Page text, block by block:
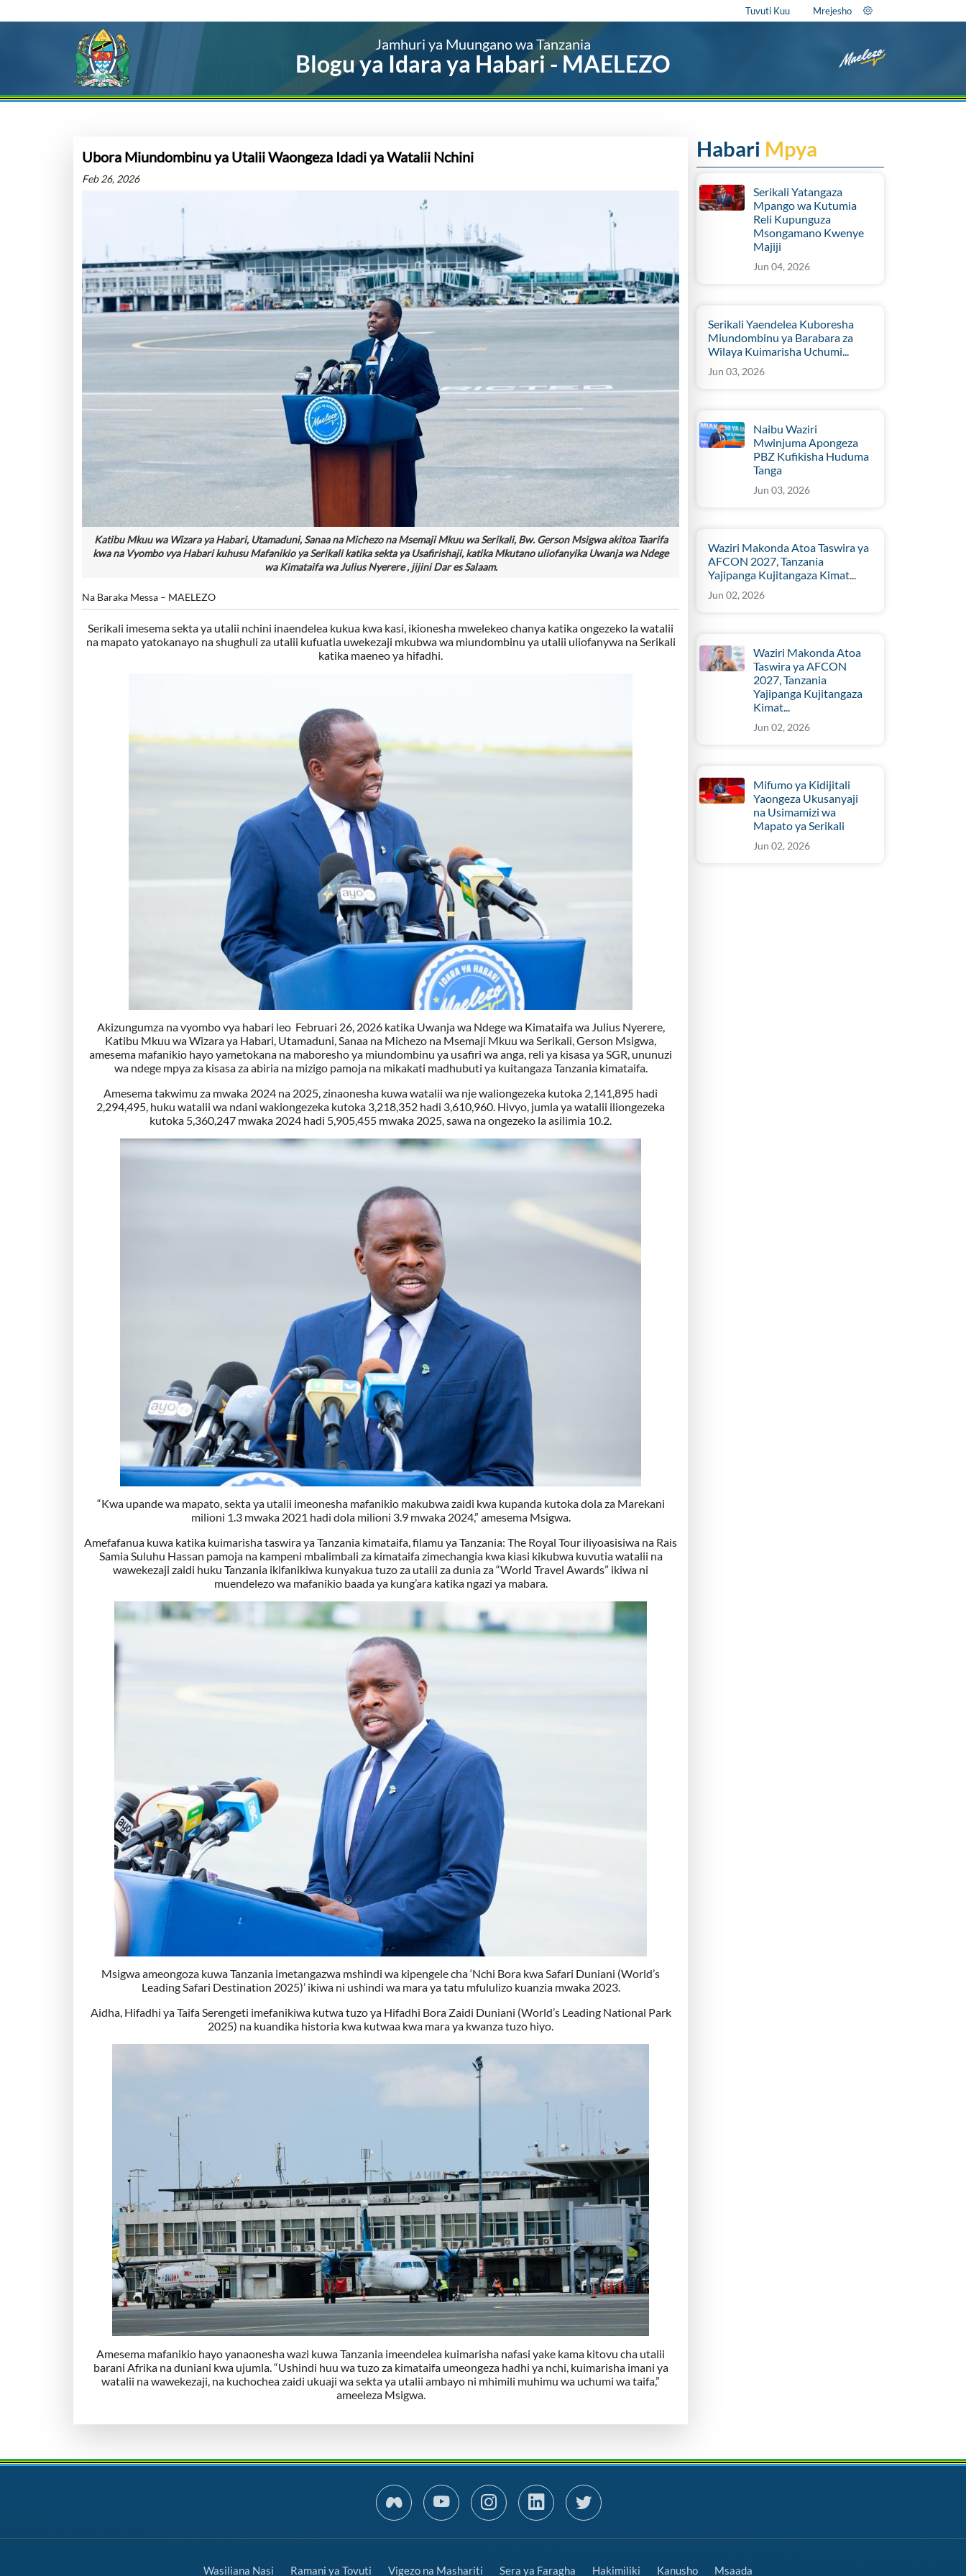
Tuvuti Kuu Mrejesho
Jamhuri ya Muungano wa Tanzania
Blogu ya Idara ya Habari - MAELEZO
Ubora Miundombinu ya Utalii Waongeza Idadi ya Watalii Nchini
Feb 26, 2026
Katibu Mkuu wa Wizara ya Habari, Utamaduni, Sanaa na Michezo na Msemaji Mkuu wa Serikali, Bw. Gerson Msigwa akitoa Taarifa
kwa na Vyombo vya Habari kuhusu Mafanikio ya Serikali katika sekta ya Usafirishaji, katika Mkutano uliofanyika Uwanja wa Ndege
wa Kimataifa wa Julius Nyerere , jijini Dar es Salaam.
Na Baraka Messa – MAELEZO
Serikali imesema sekta ya utalii nchini inaendelea kukua kwa kasi, ikionesha mwelekeo chanya katika ongezeko la watalii
na mapato yatokanayo na shughuli za utalii kufuatia uwekezaji mkubwa wa miundombinu ya utalii uliofanywa na Serikali
katika maeneo ya hifadhi.
Akizungumza na vyombo vya habari leo Februari 26, 2026 katika Uwanja wa Ndege wa Kimataifa wa Julius Nyerere,
Katibu Mkuu wa Wizara ya Habari, Utamaduni, Sanaa na Michezo na Msemaji Mkuu wa Serikali, Gerson Msigwa,
amesema mafanikio hayo yametokana na maboresho ya miundombinu ya usafiri wa anga, reli ya kisasa ya SGR, ununuzi
wa ndege mpya za kisasa za abiria na mizigo pamoja na mikakati madhubuti ya kuitangaza Tanzania kimataifa.
Amesema takwimu za mwaka 2024 na 2025, zinaonesha kuwa watalii wa nje waliongezeka kutoka 2,141,895 hadi
2,294,495, huku watalii wa ndani wakiongezeka kutoka 3,218,352 hadi 3,610,960. Hivyo, jumla ya watalii iliongezeka
kutoka 5,360,247 mwaka 2024 hadi 5,905,455 mwaka 2025, sawa na ongezeko la asilimia 10.2.
“Kwa upande wa mapato, sekta ya utalii imeonesha mafanikio makubwa zaidi kwa kupanda kutoka dola za Marekani
milioni 1.3 mwaka 2021 hadi dola milioni 3.9 mwaka 2024,” amesema Msigwa.
Amefafanua kuwa katika kuimarisha taswira ya Tanzania kimataifa, filamu ya Tanzania: The Royal Tour iliyoasisiwa na Rais
Samia Suluhu Hassan pamoja na kampeni mbalimbali za kimataifa zimechangia kwa kiasi kikubwa kuvutia watalii na
wawekezaji zaidi huku Tanzania ikifanikiwa kunyakua tuzo za utalii za dunia za “World Travel Awards” ikiwa ni
muendelezo wa mafanikio baada ya kung’ara katika ngazi ya mabara.
Msigwa ameongoza kuwa Tanzania imetangazwa mshindi wa kipengele cha ‘Nchi Bora kwa Safari Duniani (World’s
Leading Safari Destination 2025)’ ikiwa ni ushindi wa mara ya tatu mfululizo kuanzia mwaka 2023.
Aidha, Hifadhi ya Taifa Serengeti imefanikiwa kutwa tuzo ya Hifadhi Bora Zaidi Duniani (World’s Leading National Park
2025) na kuandika historia kwa kutwaa kwa mara ya kwanza tuzo hiyo.
Amesema mafanikio hayo yanaonesha wazi kuwa Tanzania imeendelea kuimarisha nafasi yake kama kitovu cha utalii
barani Afrika na duniani kwa ujumla. “Ushindi huu wa tuzo za kimataifa umeongeza hadhi ya nchi, kuimarisha imani ya
watalii na wawekezaji, na kuchochea zaidi ukuaji wa sekta ya utalii ambayo ni mhimili muhimu wa uchumi wa taifa,”
ameeleza Msigwa.
Habari Mpya
Serikali Yatangaza
Mpango wa Kutumia
Reli Kupunguza
Msongamano Kwenye
Majiji
Jun 04, 2026
Serikali Yaendelea Kuboresha
Miundombinu ya Barabara za
Wilaya Kuimarisha Uchumi...
Jun 03, 2026
Naibu Waziri
Mwinjuma Apongeza
PBZ Kufikisha Huduma
Tanga
Jun 03, 2026
Waziri Makonda Atoa Taswira ya
AFCON 2027, Tanzania
Yajipanga Kujitangaza Kimat...
Jun 02, 2026
Waziri Makonda Atoa
Taswira ya AFCON
2027, Tanzania
Yajipanga Kujitangaza
Kimat...
Jun 02, 2026
Mifumo ya Kidijitali
Yaongeza Ukusanyaji
na Usimamizi wa
Mapato ya Serikali
Jun 02, 2026
Wasiliana Nasi Ramani ya Tovuti Vigezo na Mashariti Sera ya Faragha Hakimiliki Kanusho Msaada